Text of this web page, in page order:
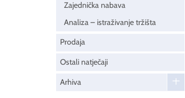
Zajednička nabava
Analiza – istraživanje tržišta
Prodaja
Ostali natječaji
Arhiva